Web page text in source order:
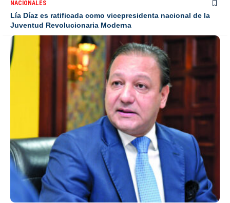
NACIONALES
Lía Díaz es ratificada como vicepresidenta nacional de la
Juventud Revolucionaria Moderna